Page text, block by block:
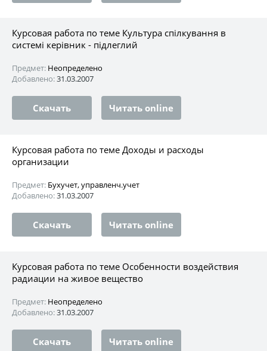
Курсовая работа по теме Культура спілкування в
системі керівник - підлеглий
Предмет: Неопределено
Добавлено:31.03.2007
Скачать Читать online
Курсовая работа по теме Доходы и расходы
организации
Предмет: Бухучет, управленч.учет
Добавлено:31.03.2007
Скачать Читать online
Курсовая работа по теме Особенности воздействия
радиации на живое вещество
Предмет: Неопределено
Добавлено:31.03.2007
Скачать Читать online